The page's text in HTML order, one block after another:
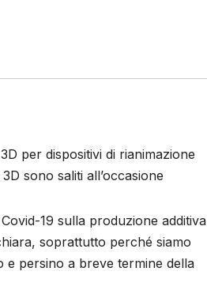
per dispositivi di rianimazione
sono saliti all’occasione
19 sulla produzione additiva
soprattutto perché siamo
e persino a breve termine della